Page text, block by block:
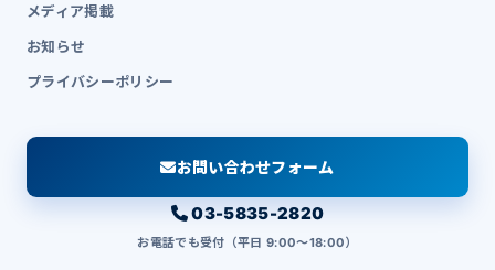
メディア掲載
お知らせ
プライバシーポリシー
お問い合わせフォーム
03-5835-2820
お電話でも受付（平日 9:00〜18:00）